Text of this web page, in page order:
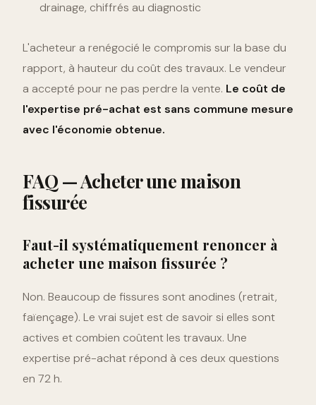
drainage, chiffrés au diagnostic
L'acheteur a renégocié le compromis sur la base du
rapport, à hauteur du coût des travaux. Le vendeur
a accepté pour ne pas perdre la vente. Le coût de
l'expertise pré-achat est sans commune mesure
avec l'économie obtenue.
FAQ — Acheter une maison
fissurée
Faut-il systématiquement renoncer à
acheter une maison fissurée ?
Non. Beaucoup de fissures sont anodines (retrait,
faïençage). Le vrai sujet est de savoir si elles sont
actives et combien coûtent les travaux. Une
expertise pré-achat répond à ces deux questions
en 72 h.